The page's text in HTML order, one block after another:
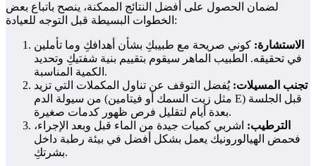
لضمان الحصول على أفضل النتائج الممكنة، ينصح باتباع بعض
الخطوات البسيطة قبل التوجه للعيادة:
الاستشارة: كوني صريحة مع طبيبكِ بشأن أهدافكِ وما تأملين
في تحقيقه. الطبيب الماهر سيقوم بتقييم بنية شفتيكِ وتحديد
الكمية المناسبة.
تجنب المسيلات: يُفضل التوقف عن تناول المكملات التي تزيد
من سيولة الدم (مثل زيت السمك أو فيتامين E) قبل الجلسة
بعدة أيام لتقليل فرص ظهور كدمات صغيرة.
الترطيب: اشربي كميات جيدة من الماء قبل وبعد الإجراء،
فحمض الهيالورونيك يعمل بشكل أفضل في بيئة رطبة داخل
بشرتكِ.